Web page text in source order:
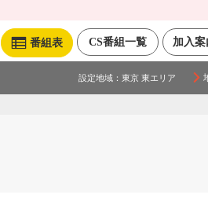
加入案
CS番組一覧
番組表
設定地域： 東京 東エリア